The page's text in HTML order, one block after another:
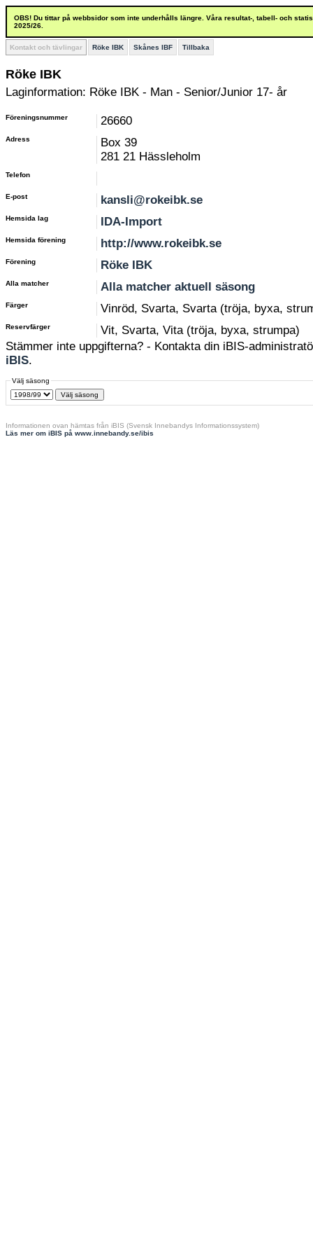
OBS! Du tittar på webbsidor som inte underhålls längre. Våra resultat-, tabell- och
2025/26.
Kontakt och tävlingar Röke IBK Skånes IBF Tillbaka
Röke IBK
Laginformation: Röke IBK - Man - Senior/Junior 17- år
Föreningsnummer 26660
Adress
Box 39
281 21 Hässleholm
Telefon
E-post kansli@rokeibk.se
Hemsida lag IDA-Import
Hemsida förening http://www.rokeibk.se
Förening Röke IBK
Alla matcher Alla matcher aktuell säsong
Färger Vinröd, Svarta, Svarta (tröja, byxa,
Reservfärger
Vit, Svarta, Vita (tröja, byxa, strumpa)
Stämmer inte uppgifterna? - Kontakta din iBIS-
iBIS.
Välj säsong
Informationen ovan hämtas från iBIS (Svensk Innebandys Informationssystem)
Läs mer om iBIS på www.innebandy.se/ibis